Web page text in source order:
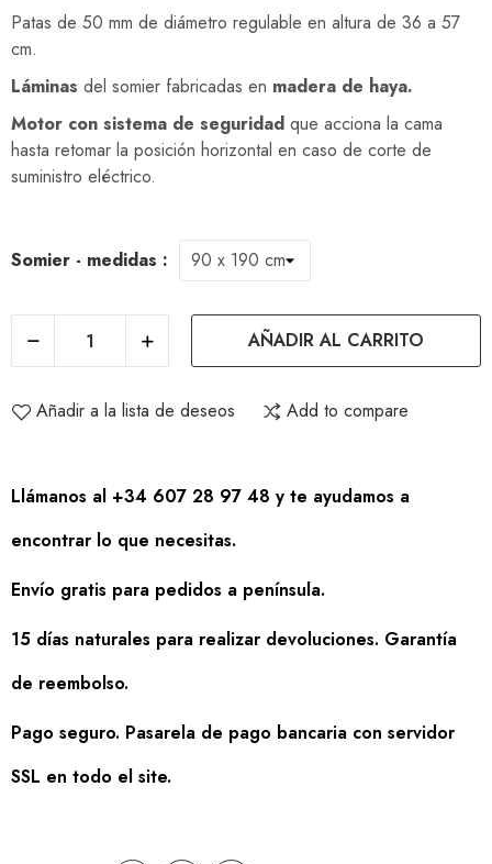
Patas de 50 mm de diámetro regulable en altura de 36 a 57
cm.
Láminas del somier fabricadas en madera de haya.
Motor con sistema de seguridad que acciona la cama
hasta retomar la posición horizontal en caso de corte de
suministro eléctrico.
Somier - medidas :
AÑADIR AL CARRITO
Añadir a la lista de deseos Add to compare
Llámanos al +34 607 28 97 48 y te ayudamos a
encontrar lo que necesitas.
Envío gratis para pedidos a península.
15 días naturales para realizar devoluciones. Garantía
de reembolso.
Pago seguro. Pasarela de pago bancaria con servidor
SSL en todo el site.